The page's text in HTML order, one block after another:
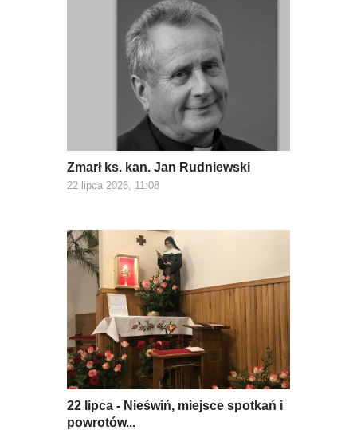
Zmarł ks. kan. Jan Rudniewski
22 lipca 2026, 11:08
22 lipca - Nieświń, miejsce spotkań i
powrotów...